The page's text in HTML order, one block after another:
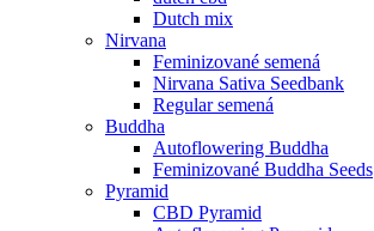
Dutch mix
Nirvana
Feminizované semená
Nirvana Sativa Seedbank
Regular semená
Buddha
Autoflowering Buddha
Feminizované Buddha Seeds
Pyramid
CBD Pyramid